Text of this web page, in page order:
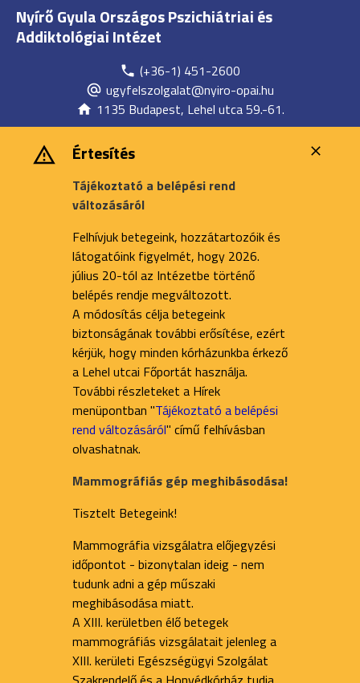
Nyírő Gyula Országos Pszichiátriai és
Addiktológiai Intézet
(+36-1) 451-2600
ugyfelszolgalat@nyiro-opai.hu
1135 Budapest, Lehel utca 59.-61.
Értesítés
Tájékoztató a belépési rend
változásáról
Felhívjuk betegeink, hozzátartozóik és
látogatóink figyelmét, hogy 2026.
július 20-tól az Intézetbe történő
belépés rendje megváltozott.
A módosítás célja betegeink
biztonságának további erősítése, ezért
kérjük, hogy minden kórházunkba érkező
a Lehel utcai Főportát használja.
További részleteket a Hírek
menüpontban "Tájékoztató a belépési
rend változásáról" című felhívásban
olvashatnak.
Mammográfiás gép meghibásodása!
Tisztelt Betegeink!
Mammográfia vizsgálatra előjegyzési
időpontot - bizonytalan ideig - nem
tudunk adni a gép műszaki
meghibásodása miatt.
A XIII. kerületben élő betegek
mammográfiás vizsgálatait jelenleg a
XIII. kerületi Egészségügyi Szolgálat